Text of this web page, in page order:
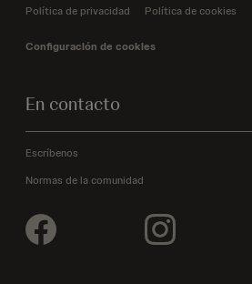
Política de privacidad Política de cookies
Configuración de cookies
En contacto
Escríbenos
Normas de la comunidad